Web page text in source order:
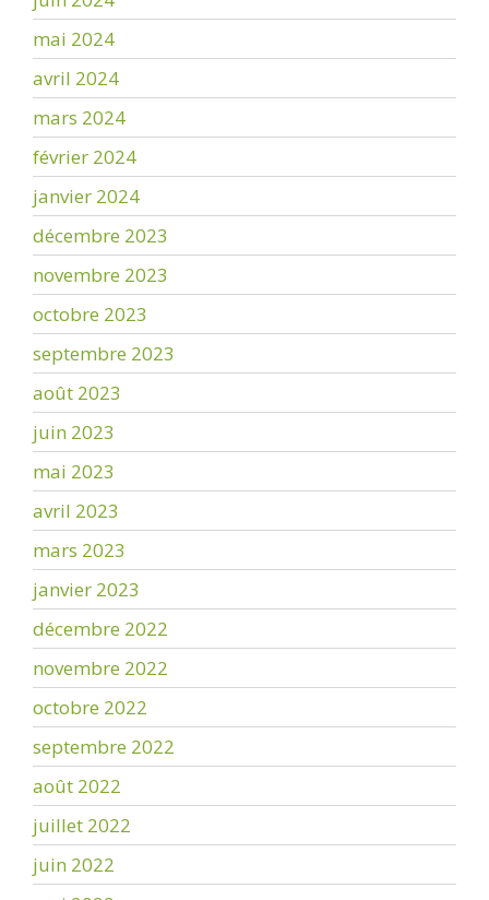
mai 2024
avril 2024
mars 2024
février 2024
janvier 2024
décembre 2023
novembre 2023
octobre 2023
septembre 2023
août 2023
juin 2023
mai 2023
avril 2023
mars 2023
janvier 2023
décembre 2022
novembre 2022
octobre 2022
septembre 2022
août 2022
juillet 2022
juin 2022